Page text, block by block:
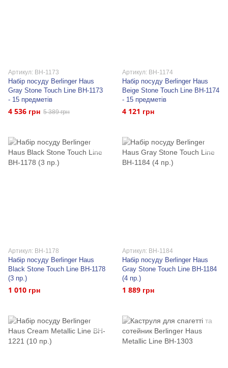
Артикул: BH-1173
Набір посуду Berlinger Haus
Gray Stone Touch Line BH-1173
- 15 предметів
4 536 грн 5 389 грн
Артикул: BH-1174
Набір посуду Berlinger Haus
Beige Stone Touch Line BH-1174
- 15 предметів
4 121 грн
Артикул: BH-1178
Набір посуду Berlinger Haus
Black Stone Touch Line BH-1178
(3 пр.)
1 010 грн
Артикул: BH-1184
Набір посуду Berlinger Haus
Gray Stone Touch Line BH-1184
(4 пр.)
1 889 грн